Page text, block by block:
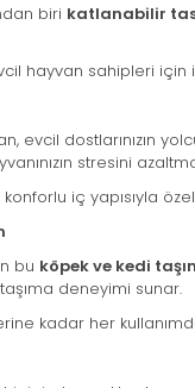
biri katlanabilir
hayvan sahipleri için
dostlarınızın
stresini
konforlu iç yapısıyla
bu köpek ve kedi
deneyimi sunar.
kadar her